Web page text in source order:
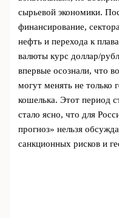
сырьевой экономики.
финансирование,
нефть и перехода к
валюты курс доллар/
впервые осознали, что
могут менять не только
кошелька. Этот период
стало ясно, что для
прогноз» нельзя
санкционных рисков и